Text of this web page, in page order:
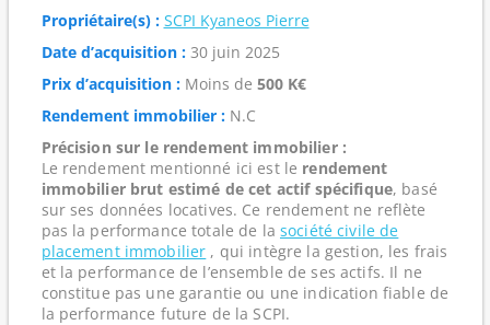
Propriétaire(s) : SCPI Kyaneos Pierre
Date d’acquisition :30 juin 2025
Prix d’acquisition :Moins de 500 K€
Rendement immobilier :N.C
Précision sur le rendement immobilier :
Le rendement mentionné ici est le rendement
immobilier brut estimé de cet actif spécifique, basé
sur ses données locatives. Ce rendement ne reflète
pas la performance totale de la société civile de
placement immobilier , qui intègre la gestion, les frais
et la performance de l’ensemble de ses actifs. Il ne
constitue pas une garantie ou une indication fiable de
la performance future de la SCPI.